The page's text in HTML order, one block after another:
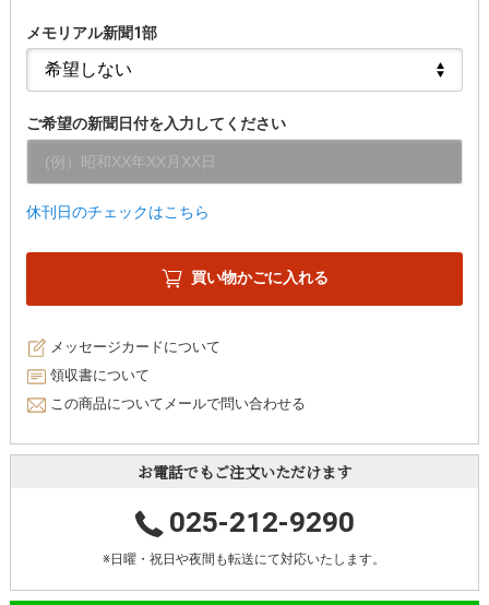
メモリアル新聞1部
ご希望の新聞日付を入力してください
休刊日のチェックはこちら
買い物かごに入れる
メッセージカードについて
領収書について
この商品についてメールで問い合わせる
お電話でもご注文いただけます
025-212-9290
※日曜・祝日や夜間も転送にて対応いたします。